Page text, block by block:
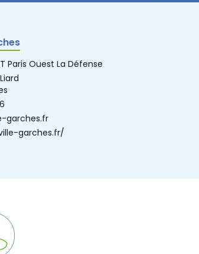
Paris Ouest La Défense
garches.fr
garches.fr/